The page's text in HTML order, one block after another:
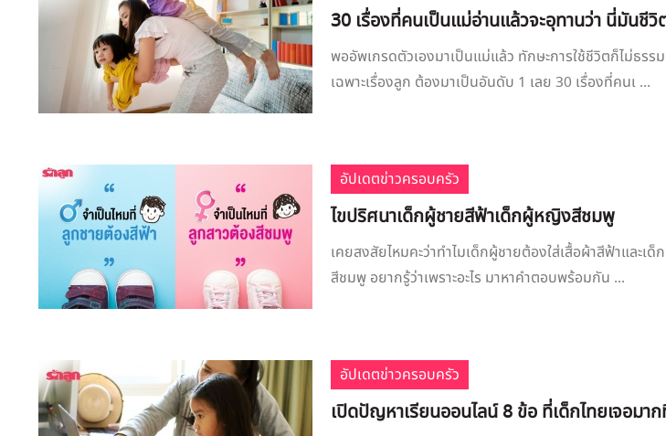
30 เรื่องที่คนเป็นแม่อ่านแล้วจะอุทานว่า นี่มันชี
พออัพเกรดตัวเองมาเป็นแม่แล้ว ทักษะการใช้ชีวิตก็ไม่ธรร
เฉพาะเรื่องลูก ต้องมาเป็นอันดับ 1 เลย 30 เรื่องที่คนเ ...
อัปเดตข่าวครอบครัว
ไขปริศนาเด็กผู้ชายสีฟ้าเด็กผู้หญิงสีชมพู
เคยสงสัยไหมคะว่าทำไมเด็กผู้ชายต้องใส่เสื้อผ้าสีฟ้าและเ
สีชมพู อยากรู้ว่าเพราะอะไร มาหาคำตอบพร้อมกัน ...
อัปเดตข่าวครอบครัว
เปิดปัญหาเรียนออนไลน์ 8 ข้อ ที่เด็กไทยเจอมา